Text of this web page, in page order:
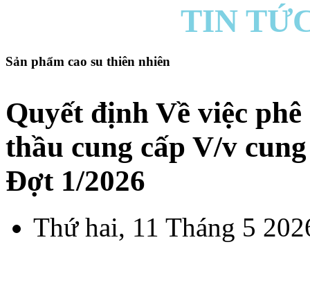
TIN
Sản phẩm cao su thiên nhiên
Quyết định Về việc
thầu cung cấp V/v
Đợt 1/2026
Thứ hai, 11 Tháng 5